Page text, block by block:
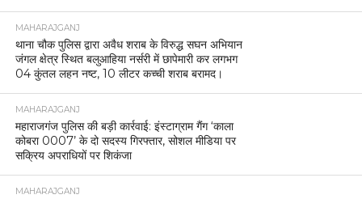
MAHARAJGANJ
थाना चौक पुलिस द्वारा अवैध शराब के विरुद्ध सघन अभियान
जंगल क्षेत्र स्थित बलुआहिया नर्सरी में छापेमारी कर लगभग
04 कुंतल लहन नष्ट, 10 लीटर कच्ची शराब बरामद।
MAHARAJGANJ
महाराजगंज पुलिस की बड़ी कार्रवाई: इंस्टाग्राम गैंग ‘काला
कोबरा 0007’ के दो सदस्य गिरफ्तार, सोशल मीडिया पर
सक्रिय अपराधियों पर शिकंजा
MAHARAJGANJ